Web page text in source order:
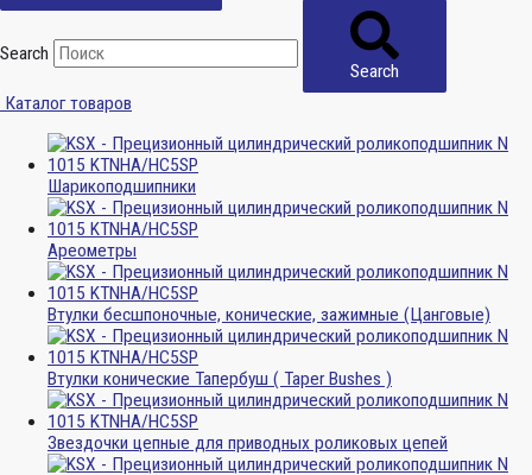
Search
Search
Каталог товаров
Шарикоподшипники
Ареометры
Втулки бесшпоночные, конические, зажимные (Цанговые)
Втулки конические Тапербуш ( Taper Bushes )
Звездочки цепные для приводных роликовых цепей